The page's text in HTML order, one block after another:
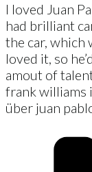
I loved Juan
had brilliant
the car, which
loved it, so
amout of
frank williams
über juan